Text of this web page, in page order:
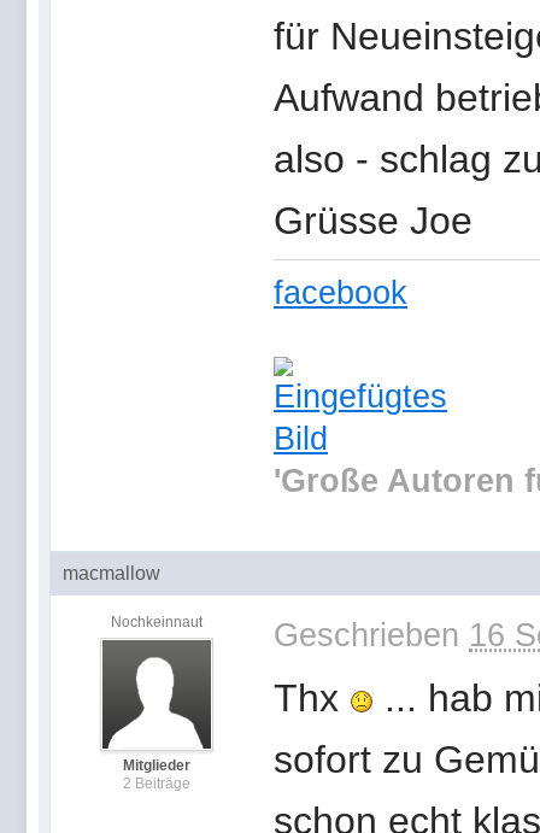
für
Aufwand
also - schlag
Grüsse Joe
facebook
'Große Autoren
macmallow
Nochkeinnaut
Mitglieder
2 Beiträge
Geschrieben 16
Thx
... hab
sofort zu
schon echt